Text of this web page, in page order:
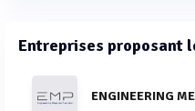
Entreprises proposant
ENGINEERING